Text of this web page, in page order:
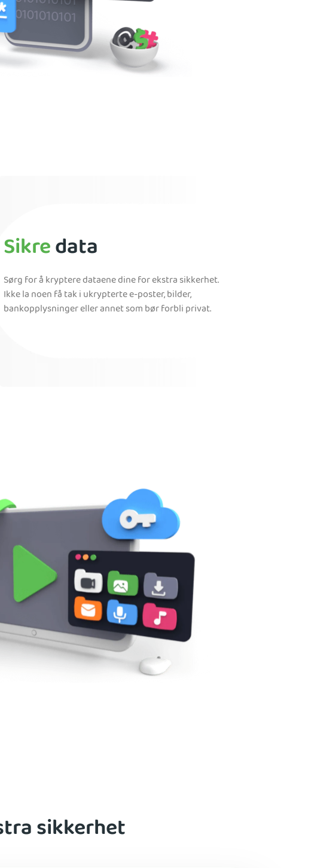
Sikredata
Sørg for å kryptere dataene dine for ekstra sikkerhet.
Ikke la noen få tak i ukrypterte e-poster, bilder,
bankopplysninger eller annet som bør forbli privat.
sikkerhet